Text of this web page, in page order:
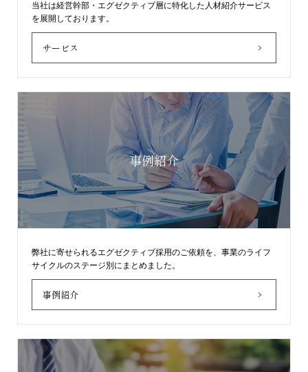
当社は経営幹部・エグゼクティブ層に特化した人材紹介サービス
を展開しております。
サービス
事例紹介
弊社に寄せられるエグゼクティブ採用のご依頼を、事業のライフ
サイクルのステージ別にまとめました。
事例紹介